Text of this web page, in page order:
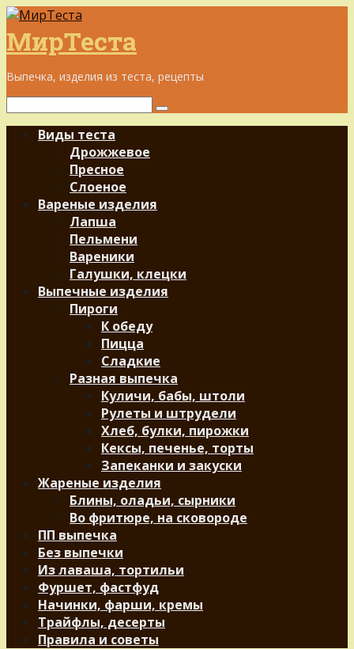
Перейти
к
контенту
МирТеста
Выпечка, изделия из теста, рецепты
Поиск:
Виды теста
Дрожжевое
Пресное
Слоеное
Вареные изделия
Лапша
Пельмени
Вареники
Галушки, клецки
Выпечные изделия
Пироги
К обеду
Пицца
Сладкие
Разная выпечка
Куличи, бабы, штоли
Рулеты и штрудели
Хлеб, булки, пирожки
Кексы, печенье, торты
Запеканки и закуски
Жареные изделия
Блины, оладьи, сырники
Во фритюре, на сковороде
ПП выпечка
Без выпечки
Из лаваша, тортильи
Фуршет, фастфуд
Начинки, фарши, кремы
Трайфлы, десерты
Правила и советы